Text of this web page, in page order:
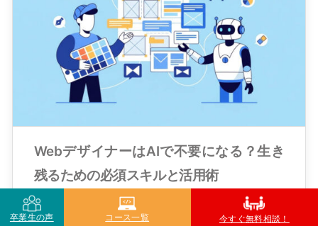
卒業生の声 コース一覧 今すぐ無料相談！
WebデザイナーはAIで不要になる？生き
残るための必須スキルと活用術
公開日: 2026.02.28
更新日: 2026.02.28